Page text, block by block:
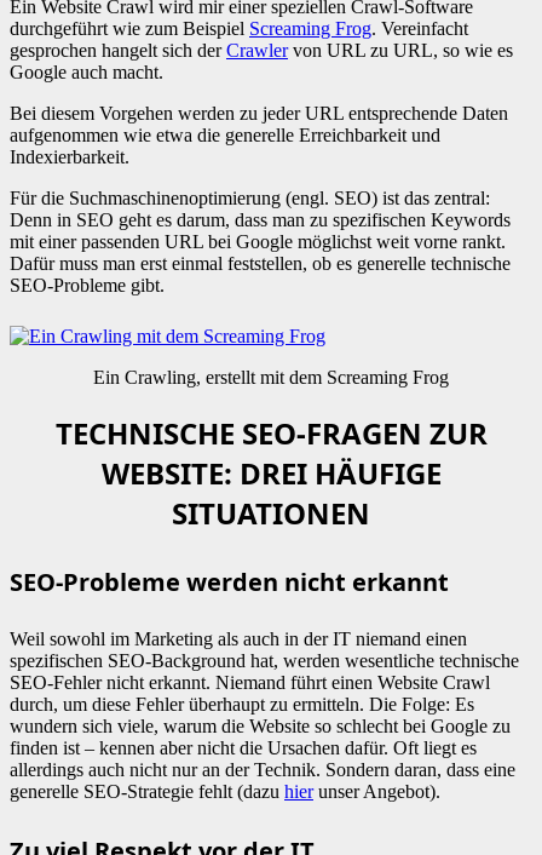
Ein Website Crawl wird mir einer speziellen Crawl-Software
durchgeführt wie zum Beispiel Screaming Frog. Vereinfacht
gesprochen hangelt sich derCrawlervon URL zu URL, so wie es
Google auch macht.
Bei diesem Vorgehen werden zu jeder URL entsprechende Daten
aufgenommen wie etwa die generelle Erreichbarkeit und
Indexierbarkeit.
Für die Suchmaschinenoptimierung (engl. SEO) ist das zentral:
Denn in SEO geht es darum, dass man zu spezifischen Keywords
mit einer passenden URL bei Google möglichst weit vorne rankt.
Dafür muss man erst einmal feststellen, ob es generelle technische
SEO-Probleme gibt.
Ein Crawling, erstellt mit dem Screaming Frog
TECHNISCHE SEO-FRAGEN ZUR
WEBSITE: DREI HÄUFIGE
SITUATIONEN
SEO-Probleme werden nicht erkannt
Weil sowohl im Marketing als auch in der IT niemand einen
spezifischen SEO-Background hat, werden wesentliche technische
SEO-Fehler nicht erkannt. Niemand führt einen Website Crawl
durch, um diese Fehler überhaupt zu ermitteln. Die Folge: Es
wundern sich viele, warum die Website so schlecht bei Google zu
finden ist – kennen aber nicht die Ursachen dafür. Oft liegt es
allerdings auch nicht nur an der Technik. Sondern daran, dass eine
generelle SEO-Strategie fehlt (dazu hierunser Angebot).